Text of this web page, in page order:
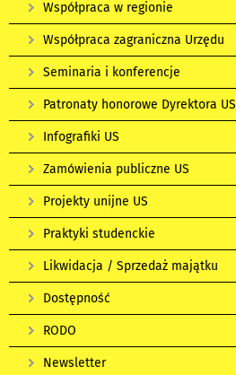
Współpraca w regionie
Współpraca zagraniczna Urzędu
Seminaria i konferencje
Patronaty honorowe Dyrektora US
Infografiki US
Zamówienia publiczne US
Projekty unijne US
Praktyki studenckie
Likwidacja / Sprzedaż majątku
Dostępność
RODO
Newsletter